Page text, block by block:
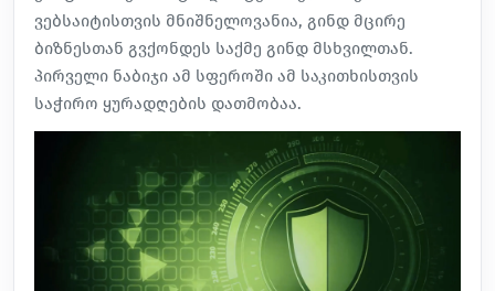
ვებსაიტისთვის მნიშნელოვანია, გინდ მცირე
ბიზნესთან გვქონდეს საქმე გინდ მსხვილთან.
პირველი ნაბიჯი ამ სფეროში ამ საკითხისთვის
საჭირო ყურადღების დათმობაა.